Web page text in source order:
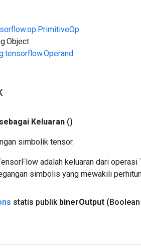
sebagai Keluaran ()
simbolik tensor.
adalah keluaran dari
simbolis yang mewakili
statis publik binerOutput